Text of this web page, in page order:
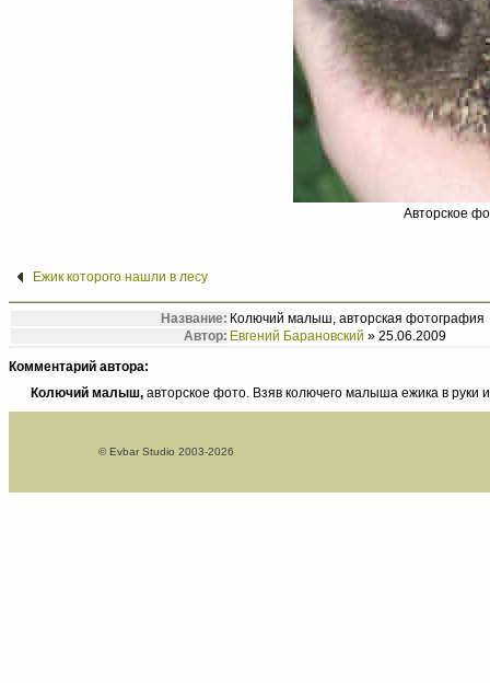
Авторское
Ежик которого нашли в лесу
Название: Колючий малыш, авторская фотография
Автор: Евгений Барановский » 25.06.2009
Комментарий автора:
Колючий малыш, авторское фото. Взяв колючего малыша ежика в руки
© Evbar Studio 2003-2026